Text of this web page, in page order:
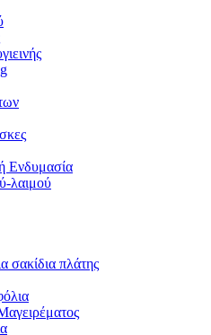
Ενδυμασία
λαιμού
σακίδια πλάτης